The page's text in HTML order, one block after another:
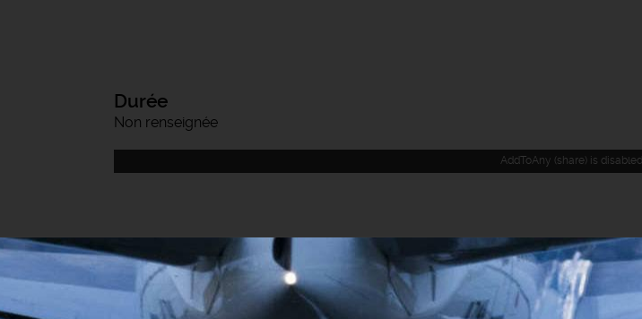
Durée
Non renseignée
AddToAny (share) is disabled.